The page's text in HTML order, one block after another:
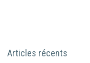
Articles récents